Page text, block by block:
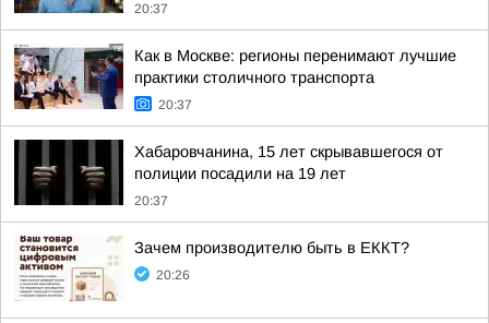
20:37
Как в Москве: регионы перенимают лучшие
практики столичного транспорта
20:37
Хабаровчанина, 15 лет скрывавшегося от
полиции посадили на 19 лет
20:37
Зачем производителю быть в ЕККТ?
20:26